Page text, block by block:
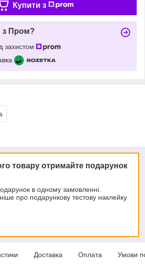
Купити з
з Пром?
захистом
товару отримайте подарунок
в одному замовленні.
про подарункову тестову наклейку
Доставка Оплата Умови